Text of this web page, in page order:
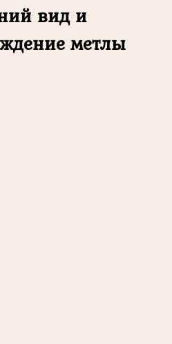
вид и
метлы